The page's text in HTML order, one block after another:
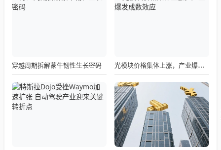
穿越周期拆解蒙牛韧性生长密码 光模块价格集体上涨，产业爆发成数效应